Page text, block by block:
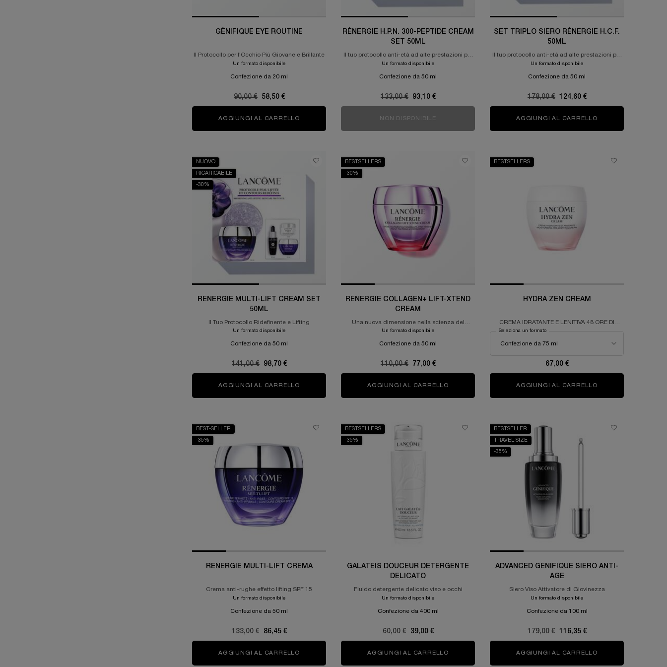
GÉNIFIQUE EYE ROUTINE
Il Protocollo per l'Occhio Più Giovane e Brillante
Un formato disponibile
Confezione da 20 ml
Old price
90,00 € New price
58,50 €
AGGIUNGI AL CARRELLO GÉNIFIQUE EYE ROUTINE
RÉNERGIE H.P.N. 300-PEPTIDE CREAM
SET 50ML
Il tuo protocollo anti-età ad alte prestazioni per
la pelle
Un formato disponibile
Confezione da 50 ml
Old price
133,00 € New price
93,10 €
NON DISPONIBILE RÉNERGIE H.P.N. 300-PEPTIDE CREAM SET 50ML
SET TRIPLO SIERO RÉNERGIE H.C.F.
50ML
Il tuo protocollo anti-età ad alte prestazioni per
la pelle
Un formato disponibile
Confezione da 50 ml
Old price
178,00 € New price
124,60 €
AGGIUNGI AL CARRELLO
NUOVO
RICARICABILE
-30%
RÉNERGIE MULTI-LIFT CREAM SET
50ML
Il Tuo Protocollo Ridefinente e Lifting
Un formato disponibile
Confezione da 50 ml
Old price
141,00 € New price
98,70 €
AGGIUNGI AL CARRELLO RÉNERGIE MULTI-LIFT CREAM SET 50ML
BESTSELLERS
-30%
RÉNERGIE COLLAGEN+ LIFT-XTEND
CREAM
Una nuova dimensione nella scienza del
collagene
Un formato disponibile
Confezione da 50 ml
Old price
110,00 € New price
77,00 €
AGGIUNGI AL CARRELLO RÉNERGIE COLLAGEN+ LIFT-XTEND CREAM
BESTSELLERS
HYDRA ZEN CREAM
CREMA IDRATANTE E LENITIVA 48 ORE DI
IDRATAZIONE
Seleziona un formato
67,00 €
AGGIUNGI AL CARRELLO
BEST-SELLER
-35%
RÉNERGIE MULTI-LIFT CREMA
Crema anti-rughe effetto lifting SPF 15
Un formato disponibile
Confezione da 50 ml
Old price
133,00 € New price
86,45 €
AGGIUNGI AL CARRELLO RÉNERGIE MULTI-LIFT CREMA
BESTSELLERS
-35%
GALATÉIS DOUCEUR DETERGENTE
DELICATO
Fluido detergente delicato viso e occhi
Un formato disponibile
Confezione da 400 ml
Old price
60,00 € New price
39,00 €
AGGIUNGI AL CARRELLO GALATÉIS DOUCEUR DETERGENTE DELICATO
BESTSELLER
TRAVEL SIZE
-35%
ADVANCED GÉNIFIQUE SIERO ANTI-
AGE
Siero Viso Attivatore di Giovinezza
Un formato disponibile
Confezione da 100 ml
Old price
179,00 € New price
116,35 €
AGGIUNGI AL CARRELLO